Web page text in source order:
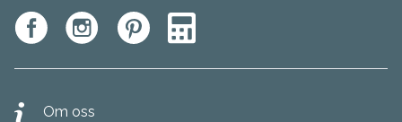
Om oss